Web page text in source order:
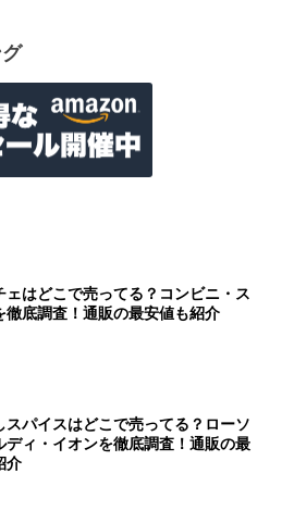
ェはどこで売ってる？コンビニ・ス
徹底調査！通販の最安値も紹介
スパイスはどこで売ってる？ローソ
ディ・イオンを徹底調査！通販の最
介